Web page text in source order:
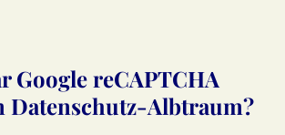
Google reCAPTCHA
Datenschutz-Albtraum?